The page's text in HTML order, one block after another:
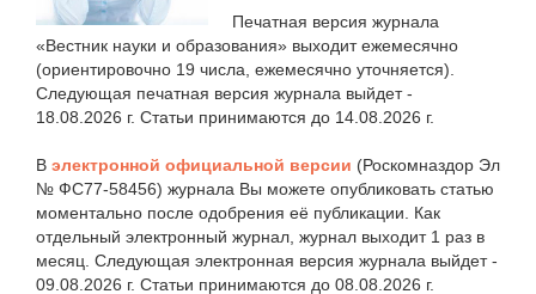
Печатная версия журнала
«Вестник науки и образования» выходит ежемесячно
(ориентировочно 19 числа, ежемесячно уточняется).
Следующая печатная версия журнала выйдет -
18.08.2026 г. Статьи принимаются до 14.08.2026 г.
В электронной официальной версии (Роскомназдор Эл
№ ФС77-58456) журнала Вы можете опубликовать статью
моментально после одобрения её публикации. Как
отдельный электронный журнал, журнал выходит 1 раз в
месяц. Следующая электронная версия журнала выйдет -
09.08.2026 г. Статьи принимаются до 08.08.2026 г.